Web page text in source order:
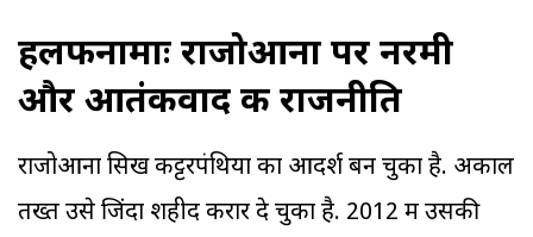
हलफनामाः राजोआना पर नरमी
और आतंकवाद की राजनीति
राजोआना सिख कट्टरपंथियों का आदर्श बन चुका है. अकाल
तख्त उसे जिंदा शहीद करार दे चुका है. 2012 में उसकी